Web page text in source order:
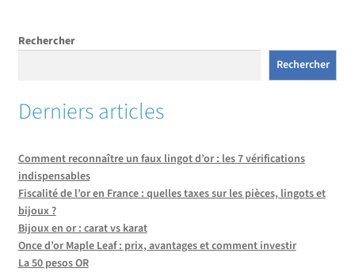
Rechercher
Rechercher
Derniers articles
Comment reconnaître un faux lingot d’or : les 7 vérifications
indispensables
Fiscalité de l’or en France : quelles taxes sur les pièces, lingots et
bijoux ?
Bijoux en or : carat vs karat
Once d’or Maple Leaf : prix, avantages et comment investir
La 50 pesos OR